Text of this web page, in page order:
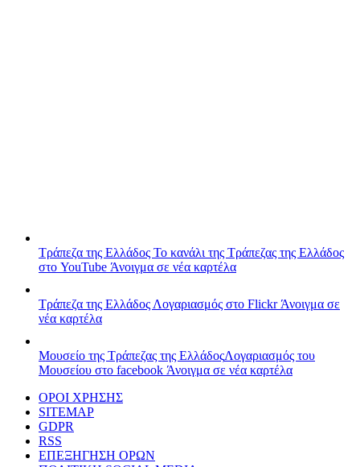
Τράπεζα της Ελλάδος Το κανάλι της Τράπεζας της Ελλάδος
στο YouTube Άνοιγμα σε νέα καρτέλα
Τράπεζα της Ελλάδος Λογαριασμός στο FlickrΆνοιγμα σε
νέα καρτέλα
Μουσείο της Τράπεζας της ΕλλάδοςΛογαριασμός του
Μουσείου στο facebook Άνοιγμα σε νέα καρτέλα
ΟΡΟΙ ΧΡΗΣΗΣ
SITEMAP
GDPR
RSS
ΕΠΕΞΗΓΗΣΗ ΟΡΩΝ